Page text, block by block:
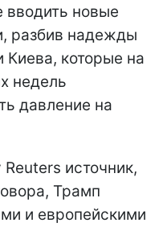
новые
разбив надежды
Киева, которые на
недель
давление на
источник,
Трамп
и европейскими